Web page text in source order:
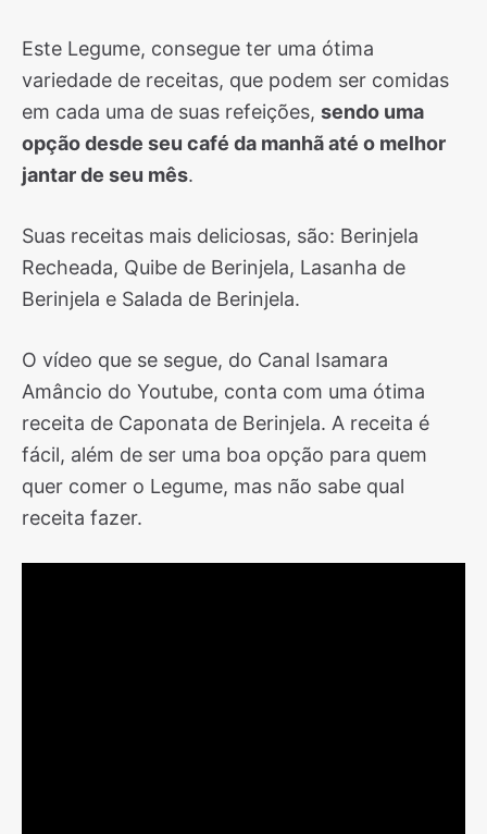
Este Legume, consegue ter uma ótima
variedade de receitas, que podem ser comidas
em cada uma de suas refeições, sendo uma
opção desde seu café da manhã até o melhor
jantar de seu mês.
Suas receitas mais deliciosas, são: Berinjela
Recheada, Quibe de Berinjela, Lasanha de
Berinjela e Salada de Berinjela.
O vídeo que se segue, do Canal Isamara
Amâncio do Youtube, conta com uma ótima
receita de Caponata de Berinjela. A receita é
fácil, além de ser uma boa opção para quem
quer comer o Legume, mas não sabe qual
receita fazer.